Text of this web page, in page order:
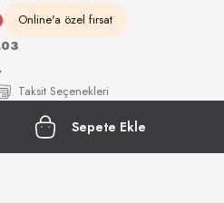
Online'a özel fırsat
Taksit Seçenekleri
Sepete Ekle